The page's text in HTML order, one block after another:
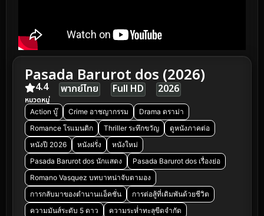
Pasada Barurot dos (2026)
4.4 พากย์ไทย Full HD 2026
หมวดหมู่
Action บู๊ Crime อาชญากรรม
Drama ดราม่า
Romance โรแมนติก
Thriller ระทึกขวัญ
ดูหนังภาคต่อ
หนังปี 2026
หนังฝรั่ง
หนังใหม่
Pasada Barurot dos นักแสดง
Pasada Barurot dos เรื่องย่อ
Romano Vasquez บทบาทน่าจับตามอง
การกลับมาของตำนานแอ็คชั่น
การต่อสู้ที่เดิมพันด้วยชีวิต
ความมันส์ระดับ 5 ดาว
ความระห่ำทะลุขีดจำกัด